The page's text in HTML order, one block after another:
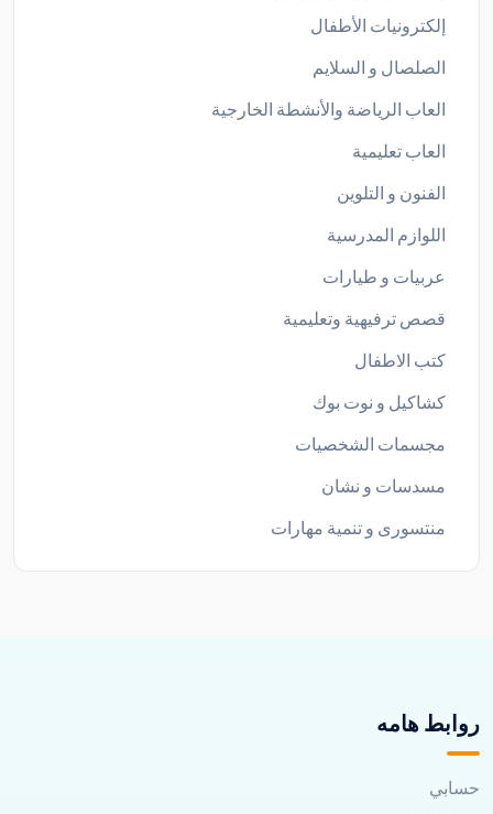
إلكترونيات الأطفال
الصلصال و السلايم
العاب الرياضة والأنشطة الخارجية
العاب تعليمية
الفنون و التلوين
اللوازم المدرسية
عربيات و طيارات
قصص ترفيهية وتعليمية
كتب الاطفال
كشاكيل و نوت بوك
مجسمات الشخصيات
مسدسات و نشان
منتسورى و تنمية مهارات
روابط هامه
حسابي